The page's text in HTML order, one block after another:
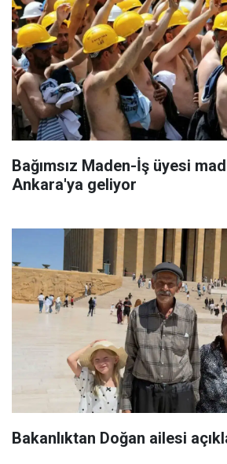
Bağımsız Maden-İş üyesi
Ankara'ya geliyor
Bakanlıktan Doğan ailesi